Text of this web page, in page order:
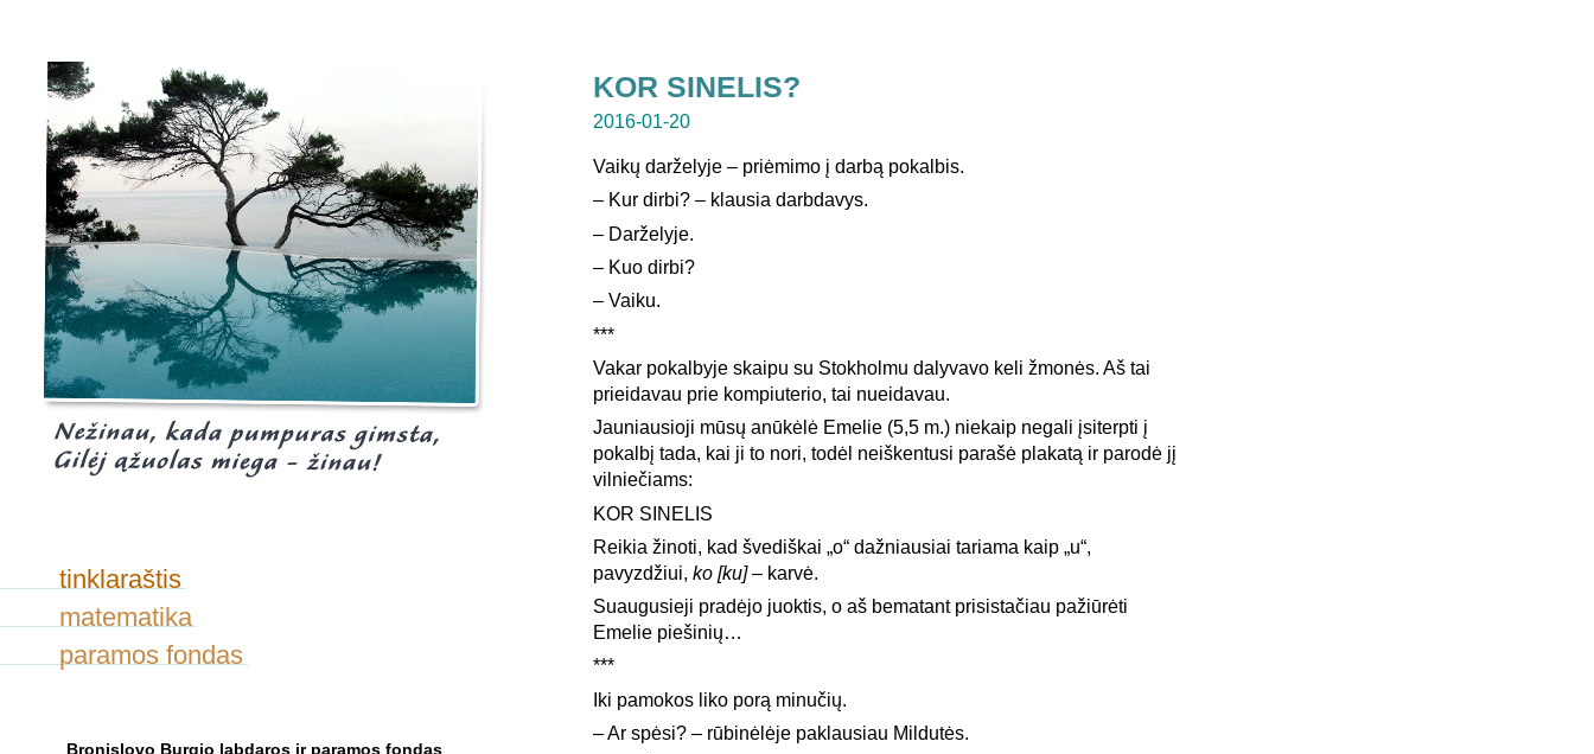
tinklaraštis
matematika
paramos fondas
Bronislovo Burgio labdaros ir paramos fondas
KOR SINELIS?
2016-01-20
Vaikų darželyje – priėmimo į darbą pokalbis.
– Kur dirbi? – klausia darbdavys.
– Darželyje.
– Kuo dirbi?
– Vaiku.
***
Vakar pokalbyje skaipu su Stokholmu dalyvavo keli žmonės. Aš tai
prieidavau prie kompiuterio, tai nueidavau.
Jauniausioji mūsų anūkėlė Emelie (5,5 m.) niekaip negali įsiterpti į
pokalbį tada, kai ji to nori, todėl neiškentusi parašė plakatą ir parodė jį
vilniečiams:
KOR SINELIS
Reikia žinoti, kad švediškai „o“ dažniausiai tariama kaip „u“,
pavyzdžiui, ko [ku]– karvė.
Suaugusieji pradėjo juoktis, o aš bematant prisistačiau pažiūrėti
Emelie piešinių…
***
Iki pamokos liko porą minučių.
– Ar spėsi? – rūbinėlėje paklausiau Mildutės.